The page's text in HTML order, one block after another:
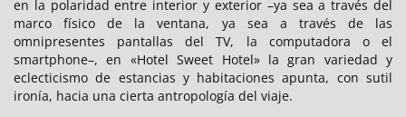
en la polaridad entre interior y exterior –ya sea a través del
marco físico de la ventana, ya sea a través de las
omnipresentes pantallas del TV, la computadora o el
smartphone–, en «Hotel Sweet Hotel» la gran variedad y
eclecticismo de estancias y habitaciones apunta, con sutil
ironía, hacia una cierta antropología del viaje.